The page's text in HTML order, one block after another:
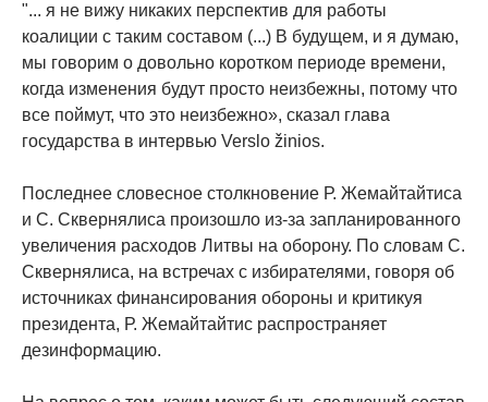
"... я не вижу никаких перспектив для работы
коалиции с таким составом (...) В будущем, и я думаю,
мы говорим о довольно коротком периоде времени,
когда изменения будут просто неизбежны, потому что
все поймут, что это неизбежно», сказал глава
государства в интервью Verslo žinios.
Последнее словесное столкновение Р. Жемайтайтиса
и С. Сквернялиса произошло из-за запланированного
увеличения расходов Литвы на оборону. По словам С.
Сквернялиса, на встречах с избирателями, говоря об
источниках финансирования обороны и критикуя
президента, Р. Жемайтайтис распространяет
дезинформацию.